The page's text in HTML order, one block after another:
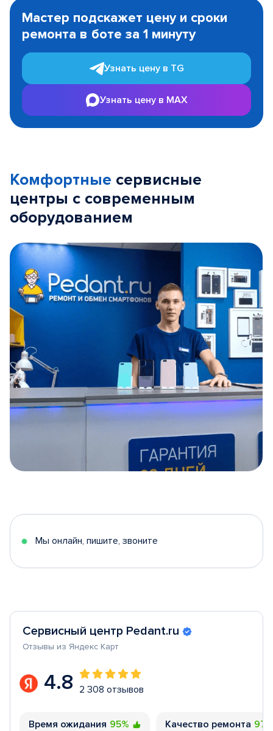
1
Мастер подскажет цену и сроки
ремонта в боте за 1 минуту
Узнать цену в TG
Узнать цену в MAX
Комфортные сервисные
центры с современным
оборудованием
5
Мы онлайн, пишите, звоните
Сервисный центр Pedant.ru
Отзывы из Яндекс Карт
4.8 2 308 отзывов
Время ожидания 95% Качество ремонта